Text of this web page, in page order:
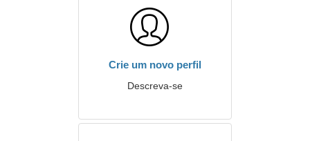
Crie um novo perfil
Descreva-se